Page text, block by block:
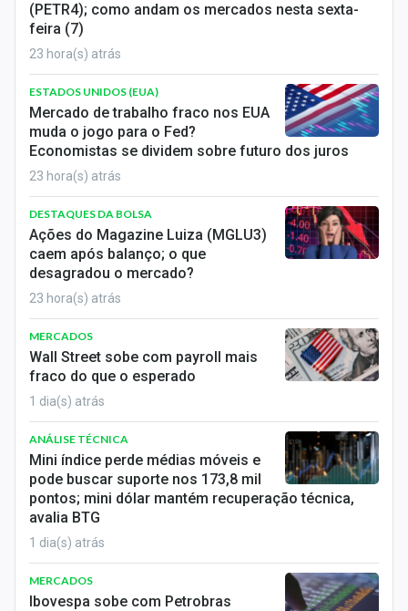
(PETR4); como andam os mercados nesta sexta-
feira (7)
23 hora(s) atrás
ESTADOS UNIDOS (EUA)
Mercado de trabalho fraco nos EUA
muda o jogo para o Fed?
Economistas se dividem sobre futuro dos juros
23 hora(s) atrás
DESTAQUES DA BOLSA
Ações do Magazine Luiza (MGLU3)
caem após balanço; o que
desagradou o mercado?
23 hora(s) atrás
MERCADOS
Wall Street sobe com payroll mais
fraco do que o esperado
1 dia(s) atrás
ANÁLISE TÉCNICA
Mini índice perde médias móveis e
pode buscar suporte nos 173,8 mil
pontos; mini dólar mantém recuperação técnica,
avalia BTG
1 dia(s) atrás
MERCADOS
Ibovespa sobe com Petrobras